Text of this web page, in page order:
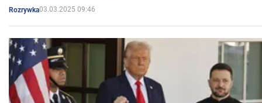
Rozrywka03.03.2025 09:46